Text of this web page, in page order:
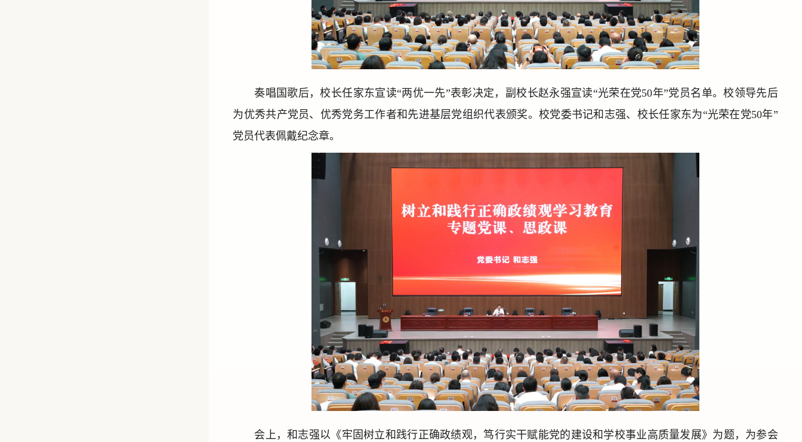
奏唱国歌后，校长任家东宣读“两优一先”表彰决定，副校长赵永强宣读“光荣在党50年”党员名单。校领导先后
为优秀共产党员、优秀党务工作者和先进基层党组织代表颁奖。校党委书记和志强、校长任家东为“光荣在党50年”
党员代表佩戴纪念章。
会上，和志强以《牢固树立和践行正确政绩观，笃行实干赋能党的建设和学校事业高质量发展》为题，为参会